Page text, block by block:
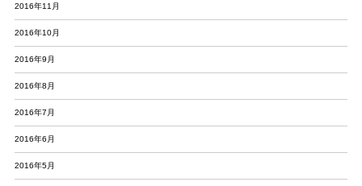
2016年11月
2016年10月
2016年9月
2016年8月
2016年7月
2016年6月
2016年5月